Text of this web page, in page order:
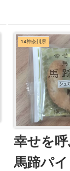
14神奈川県
幸せを
馬蹄パ